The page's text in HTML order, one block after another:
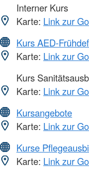
Interner Kurs
Karte: Link zur
Kurs AED-
Karte: Link zur
Kurs
Karte: Link zur
Kursangebote
Karte: Link zur
Kurse
Karte: Link zur